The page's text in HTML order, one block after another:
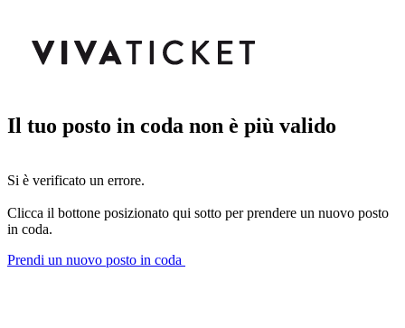
Il tuo posto in coda non è più valido
Si è verificato un errore.
Clicca il bottone posizionato qui sotto per prendere un nuovo posto
in coda.
Prendi un nuovo posto in coda